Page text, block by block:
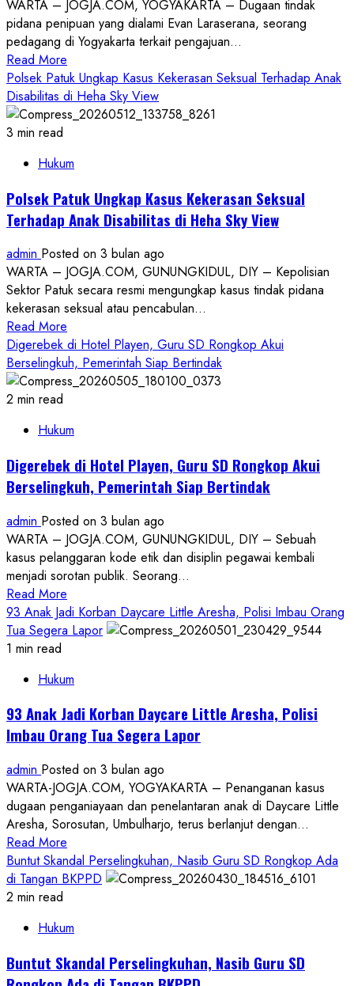
Soroti
Sejarah
Penggunaan
dan
Subjek
Hukum
WARTA – JOGJA.COM, YOGYAKARTA – Dugaan tindak
pidana penipuan yang dialami Evan Laraserana, seorang
pedagang di Yogyakarta terkait pengajuan...
Read More
more
about
Laporkan
BPR
Korban
Sesalkan
Polda
DIY
Terkesan
Lambat
&
Tak
Serius
Polsek Patuk Ungkap Kasus Kekerasan Seksual Terhadap Anak
Disabilitas di Heha Sky View
3 min read
Hukum
Polsek Patuk Ungkap Kasus Kekerasan Seksual
Terhadap Anak Disabilitas di Heha Sky View
admin Posted on 3 bulan ago
WARTA – JOGJA.COM, GUNUNGKIDUL, DIY – Kepolisian
Sektor Patuk secara resmi mengungkap kasus tindak pidana
kekerasan seksual atau pencabulan...
Read More
more
about
Polsek
Kasus
Seksual
Terhadap
Disabilitas
di
Heha
Sky
View
Digerebek di Hotel Playen, Guru SD Rongkop Akui
Berselingkuh, Pemerintah Siap Bertindak
2 min read
Hukum
Digerebek di Hotel Playen, Guru SD Rongkop Akui
Berselingkuh, Pemerintah Siap Bertindak
admin Posted on 3 bulan ago
WARTA – JOGJA.COM, GUNUNGKIDUL, DIY – Sebuah
kasus pelanggaran kode etik dan disiplin pegawai kembali
menjadi sorotan publik. Seorang...
Read More
more
about
Hotel
Guru
SD
Akui
Berselingkuh,
Pemerintah
Siap
Bertindak
93 Anak Jadi Korban Daycare Little Aresha, Polisi Imbau Orang
Tua Segera Lapor
1 min read
Hukum
93 Anak Jadi Korban Daycare Little Aresha, Polisi
Imbau Orang Tua Segera Lapor
admin Posted on 3 bulan ago
WARTA-JOGJA.COM, YOGYAKARTA – Penanganan kasus
dugaan penganiayaan dan penelantaran anak di Daycare Little
Aresha, Sorosutan, Umbulharjo, terus berlanjut dengan...
Read More
more
about
Jadi
Daycare
Buntut Skandal Perselingkuhan, Nasib Guru SD Rongkop Ada
di Tangan BKPPD
2 min read
Hukum
Buntut Skandal Perselingkuhan, Nasib Guru SD